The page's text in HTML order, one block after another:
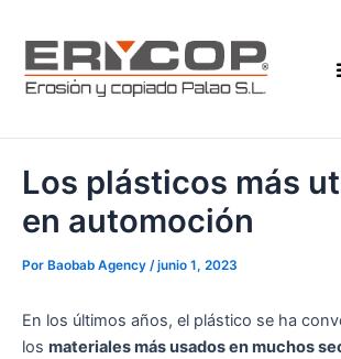
contenido
Los plásticos más
en automoción
Por Baobab Agency /junio 1, 2023
En los últimos años, el plástico se ha
los materiales más usados en muchos